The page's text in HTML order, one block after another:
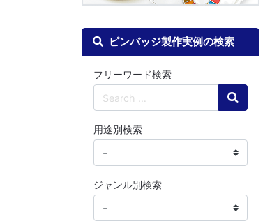
ピンバッジ製作実例の検索
フリーワード検索
Search
用途別検索
ジャンル別検索